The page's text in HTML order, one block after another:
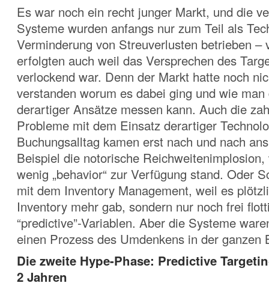
Es war noch ein recht junger Markt, und die
Systeme wurden anfangs nur zum Teil als
Verminderung von Streuverlusten betrieben –
erfolgten auch weil das Versprechen des
verlockend war. Denn der Markt hatte noch
verstanden worum es dabei ging und wie
derartiger Ansätze messen kann. Auch die
Probleme mit dem Einsatz derartiger
Buchungsalltag kamen erst nach und nach
Beispiel die notorische
wenig „behavior“ zur Verfügung stand. Oder
mit dem Inventory Management, weil es
Inventory mehr gab, sondern nur noch frei
“predictive”-Variablen. Aber die Systeme
einen Prozess des Umdenkens in der ganzen
Die zweite Hype-Phase: Predictive
2 Jahren